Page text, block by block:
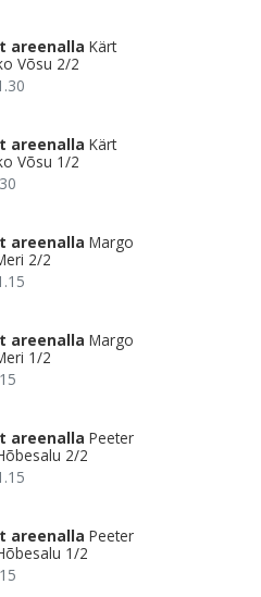
areenalla Kärt
Võsu 2/2
areenalla Kärt
Võsu 1/2
areenalla Margo
2/2
areenalla Margo
1/2
areenalla Peeter
2/2
areenalla Peeter
1/2